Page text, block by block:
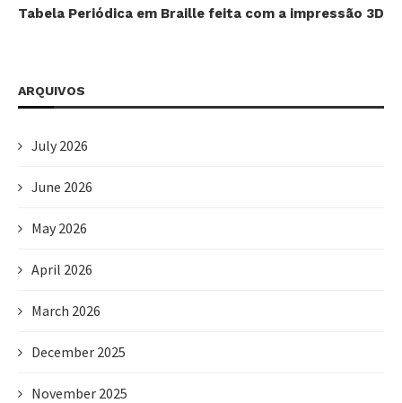
Tabela Periódica em Braille feita com a impressão 3D
ARQUIVOS
July 2026
June 2026
May 2026
April 2026
March 2026
December 2025
November 2025